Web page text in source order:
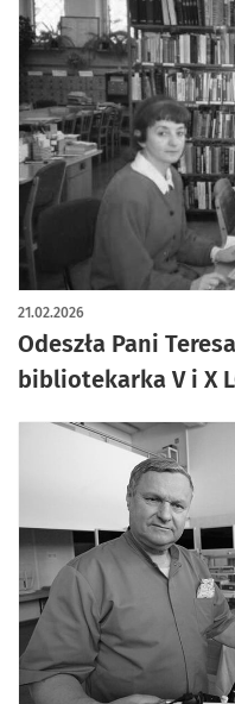
Odeszła Pani
bibliotekarka V i X
21.02.2026